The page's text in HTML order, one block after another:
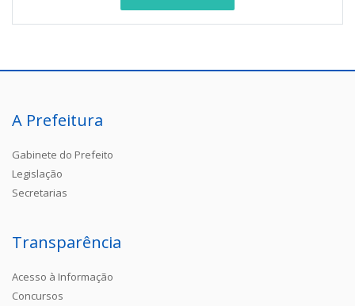
A Prefeitura
Gabinete do Prefeito
Legislação
Secretarias
Transparência
Acesso à Informação
Concursos